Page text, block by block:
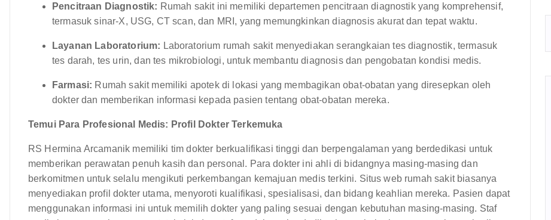
Pencitraan Diagnostik: Rumah sakit ini memiliki departemen pencitraan diagnostik yang komprehensif,
termasuk sinar-X, USG, CT scan, dan MRI, yang memungkinkan diagnosis akurat dan tepat waktu.
Layanan Laboratorium: Laboratorium rumah sakit menyediakan serangkaian tes diagnostik, termasuk
tes darah, tes urin, dan tes mikrobiologi, untuk membantu diagnosis dan pengobatan kondisi medis.
Farmasi: Rumah sakit memiliki apotek di lokasi yang membagikan obat-obatan yang diresepkan oleh
dokter dan memberikan informasi kepada pasien tentang obat-obatan mereka.
Temui Para Profesional Medis: Profil Dokter Terkemuka
RS Hermina Arcamanik memiliki tim dokter berkualifikasi tinggi dan berpengalaman yang berdedikasi untuk
memberikan perawatan penuh kasih dan personal. Para dokter ini ahli di bidangnya masing-masing dan
berkomitmen untuk selalu mengikuti perkembangan kemajuan medis terkini. Situs web rumah sakit biasanya
menyediakan profil dokter utama, menyoroti kualifikasi, spesialisasi, dan bidang keahlian mereka. Pasien dapat
menggunakan informasi ini untuk memilih dokter yang paling sesuai dengan kebutuhan masing-masing. Staf